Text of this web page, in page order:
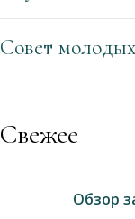
Совет
Свежее
Обзор